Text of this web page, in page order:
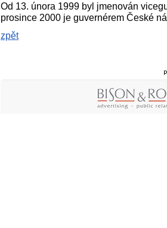
Od 13. února 1999 byl jmenován
prosince 2000 je guvernérem České
zpět